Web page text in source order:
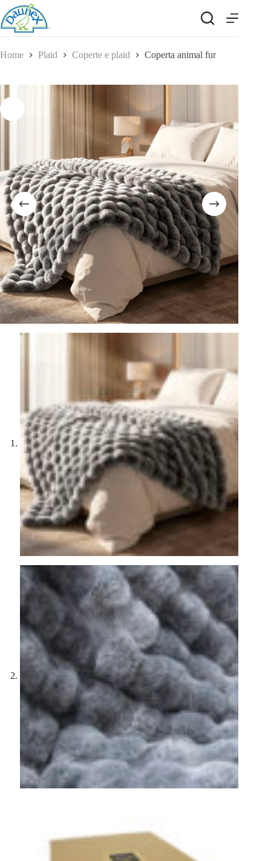
Salta
al
contenuto
Home Plaid Coperte e plaid Coperta animal fur